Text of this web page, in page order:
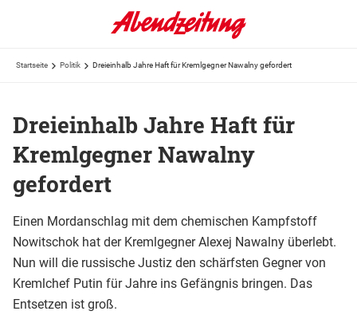
Startseite Politik Dreieinhalb Jahre Haft für Kremlgegner Nawalny gefordert
Dreieinhalb Jahre Haft für
Kremlgegner Nawalny
gefordert
Einen Mordanschlag mit dem chemischen Kampfstoff
Nowitschok hat der Kremlgegner Alexej Nawalny überlebt.
Nun will die russische Justiz den schärfsten Gegner von
Kremlchef Putin für Jahre ins Gefängnis bringen. Das
Entsetzen ist groß.